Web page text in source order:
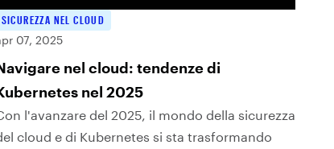
SICUREZZA NEL CLOUD
07, 2025
nel cloud: tendenze di
nel 2025
l'avanzare del 2025, il mondo della sicurezza
cloud e di Kubernetes si sta trasformando